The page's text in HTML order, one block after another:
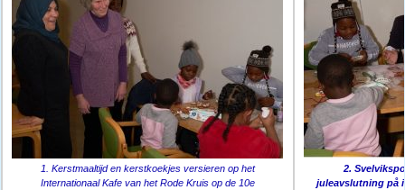
1. Kerstmaaltijd en kerstkoekjes versieren op het
Internationaal Kafe van het Rode Kruis op de 10e
2.
juleavslutning på